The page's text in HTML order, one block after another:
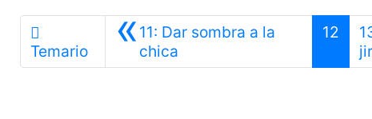
Temario «11: Dar sombra a la
chicaAnterior
12